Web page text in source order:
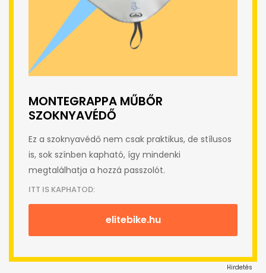
MONTEGRAPPA MŰBŐR
SZOKNYAVÉDŐ
Ez a szoknyavédő nem csak praktikus, de stílusos
is, sok színben kapható, így mindenki
megtalálhatja a hozzá passzolót.
ITT IS KAPHATOD:
elitebike.hu
Hirdetés